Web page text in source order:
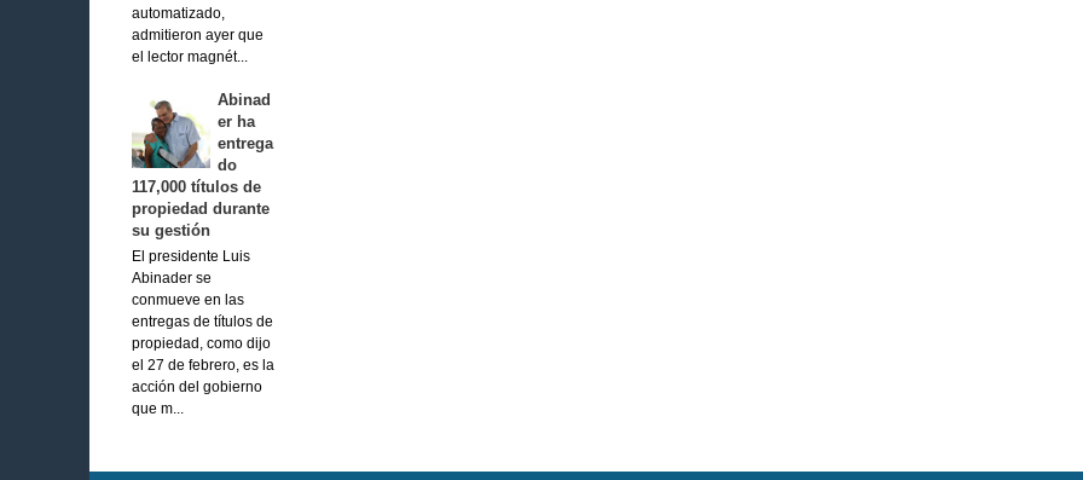
automatizado,
admitieron ayer que
el lector magnét...
Abinad
er ha
entrega
do
117,000 títulos de
propiedad durante
su gestión
El presidente Luis
Abinader se
conmueve en las
entregas de títulos de
propiedad, como dijo
el 27 de febrero, es la
acción del gobierno
que m...